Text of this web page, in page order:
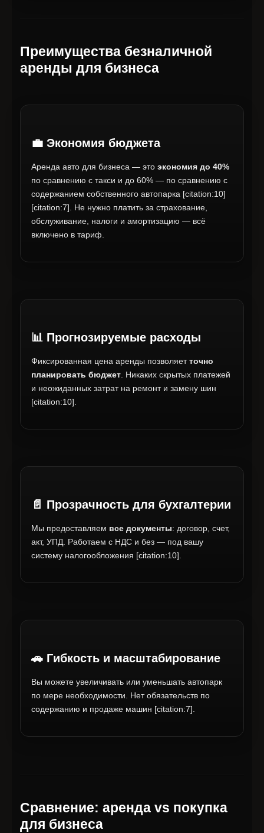
Преимущества безналичной
аренды для бизнеса
💼 Экономия бюджета
Аренда авто для бизнеса — это экономия до 40%
по сравнению с такси и до 60% — по сравнению с
содержанием собственного автопарка [citation:10]
[citation:7]. Не нужно платить за страхование,
обслуживание, налоги и амортизацию — всё
включено в тариф.
📊 Прогнозируемые расходы
Фиксированная цена аренды позволяетточно
планировать бюджет . Никаких скрытых платежей
и неожиданных затрат на ремонт и замену шин
[citation:10].
📄 Прозрачность для бухгалтерии
Мы предоставляем все документы: договор, счет,
акт, УПД. Работаем с НДС и без — под вашу
систему налогообложения [citation:10].
🚗 Гибкость и масштабирование
Вы можете увеличивать или уменьшать автопарк
по мере необходимости. Нет обязательств по
содержанию и продаже машин [citation:7].
Сравнение: аренда vs покупка
для бизнеса